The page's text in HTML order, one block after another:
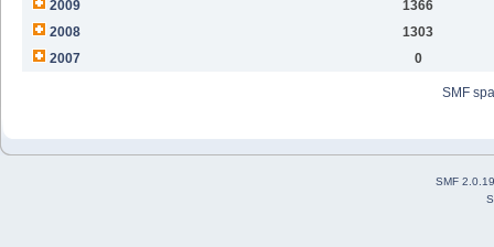
2009
1366
2008
1303
2007
0
SMF
SMF 2.0.19